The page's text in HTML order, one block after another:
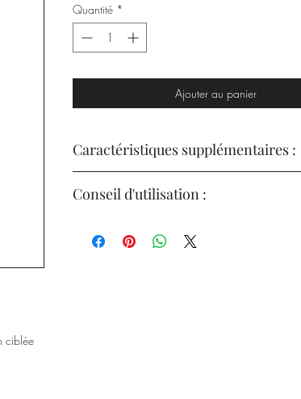
ciblée
Quantité *
Ajouter au panier
Caractéristiques supplémentaires :
Décolle instantanément les cheveux de la
Produit capillaire à usage exclusivement
Conseil d'utilisation :
la paume des mains. Lisser la formule haute